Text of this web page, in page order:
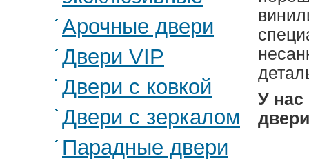
Арочные двери
Двери VIP
Двери с ковкой
Двери с зеркалом
Парадные двери
У нас